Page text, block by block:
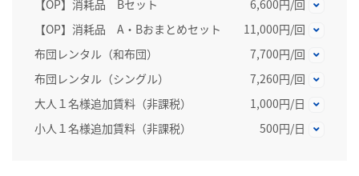
【OP】消耗品 Bセット
6,600円/回
【OP】消耗品 A・Bおまとめセット
11,000円/回
布団レンタル（和布団）
7,700円/回
布団レンタル（シングル）
7,260円/回
大人１名様追加賃料（非課税）
1,000円/日
小人１名様追加賃料（非課税）
500円/日